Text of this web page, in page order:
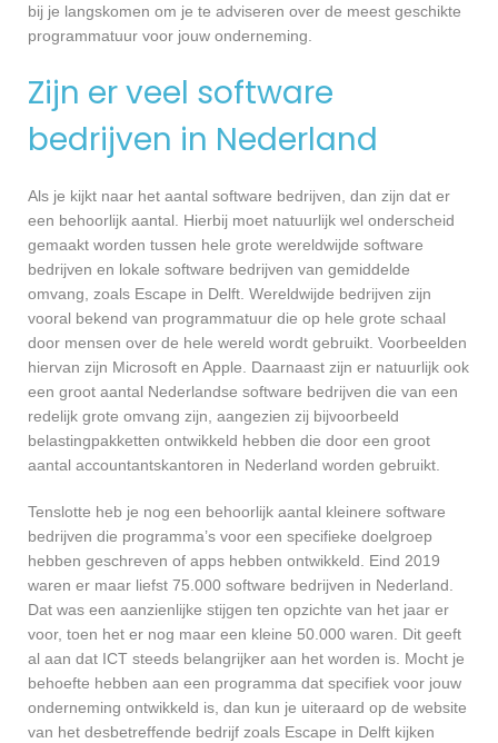
bij je langskomen om je te adviseren over de meest geschikte
programmatuur voor jouw onderneming.
Zijn er veel software
bedrijven in Nederland
Als je kijkt naar het aantal software bedrijven, dan zijn dat er
een behoorlijk aantal. Hierbij moet natuurlijk wel onderscheid
gemaakt worden tussen hele grote wereldwijde software
bedrijven en lokale software bedrijven van gemiddelde
omvang, zoals Escape in Delft. Wereldwijde bedrijven zijn
vooral bekend van programmatuur die op hele grote schaal
door mensen over de hele wereld wordt gebruikt. Voorbeelden
hiervan zijn Microsoft en Apple. Daarnaast zijn er natuurlijk ook
een groot aantal Nederlandse software bedrijven die van een
redelijk grote omvang zijn, aangezien zij bijvoorbeeld
belastingpakketten ontwikkeld hebben die door een groot
aantal accountantskantoren in Nederland worden gebruikt.
Tenslotte heb je nog een behoorlijk aantal kleinere software
bedrijven die programma’s voor een specifieke doelgroep
hebben geschreven of apps hebben ontwikkeld. Eind 2019
waren er maar liefst 75.000 software bedrijven in Nederland.
Dat was een aanzienlijke stijgen ten opzichte van het jaar er
voor, toen het er nog maar een kleine 50.000 waren. Dit geeft
al aan dat ICT steeds belangrijker aan het worden is. Mocht je
behoefte hebben aan een programma dat specifiek voor jouw
onderneming ontwikkeld is, dan kun je uiteraard op de website
van het desbetreffende bedrijf zoals Escape in Delft kijken